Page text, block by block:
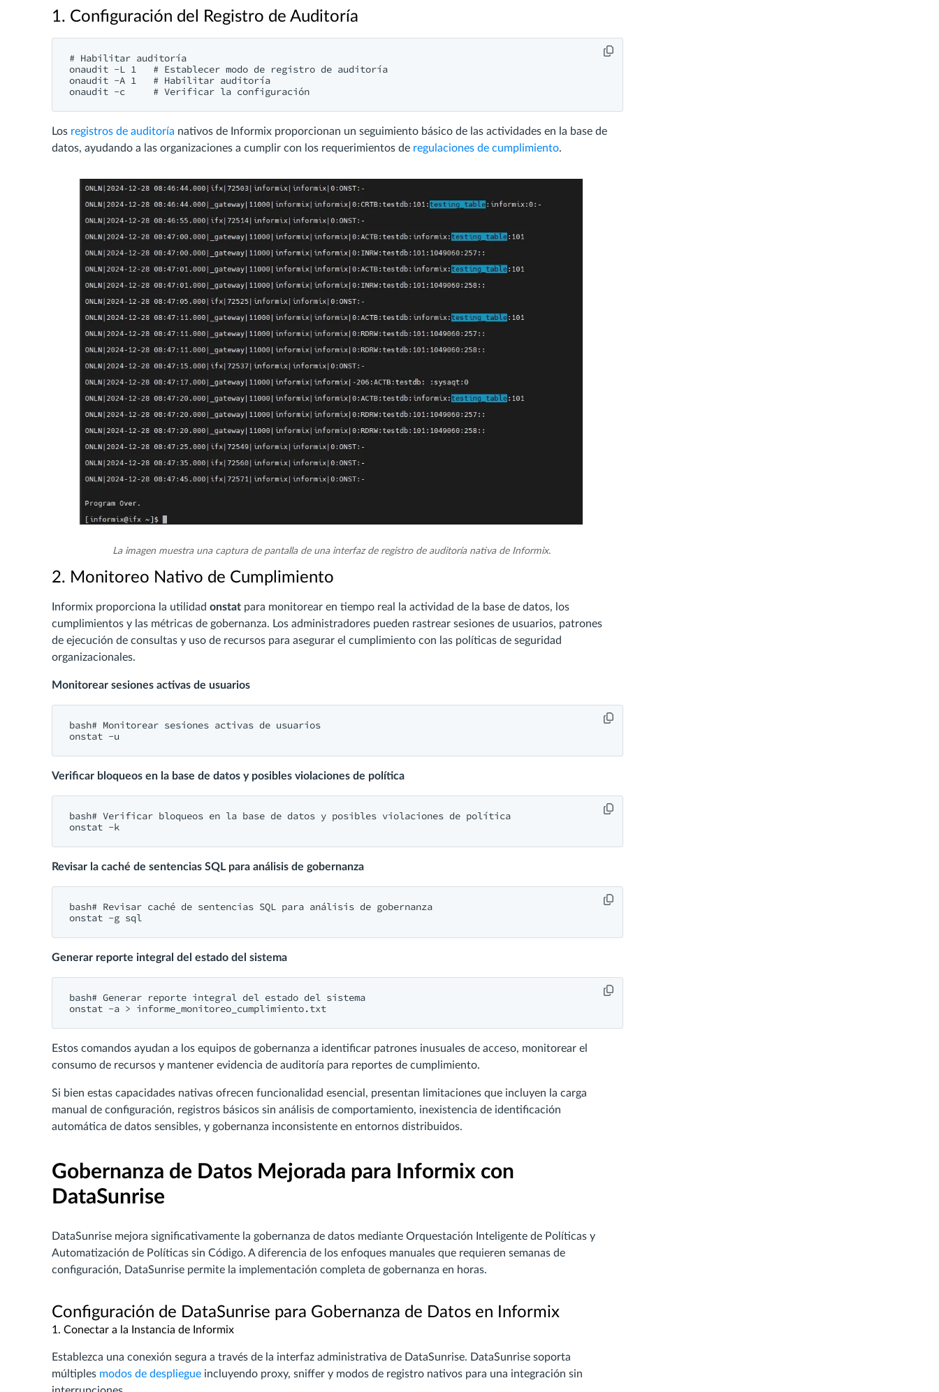
1. Configuración del Registro de Auditoría
# Habilitar auditoría
onaudit -L 1   # Establecer modo de registro de auditoría
onaudit -A 1   # Habilitar auditoría
Los registros de auditoría nativos de Informix proporcionan un seguimiento básico de las actividades en la base de
datos, ayudando a las organizaciones a cumplir con los requerimientos de regulaciones de cumplimiento.
La imagen muestra una captura de pantalla de una interfaz de registro de auditoría nativa de Informix.
2. Monitoreo Nativo de Cumplimiento
Informix proporciona la utilidad onstat para monitorear en tiempo real la actividad de la base de datos, los
cumplimientos y las métricas de gobernanza. Los administradores pueden rastrear sesiones de usuarios, patrones
de ejecución de consultas y uso de recursos para asegurar el cumplimiento con las políticas de seguridad
organizacionales.
Monitorear sesiones activas de usuarios
bash# Monitorear sesiones activas de usuarios
onstat -u
Verificar bloqueos en la base de datos y posibles violaciones de política
bash# Verificar bloqueos en la base de datos y posibles violaciones de política
onstat -k
Revisar la caché de sentencias SQL para análisis de gobernanza
bash# Revisar caché de sentencias SQL para análisis de gobernanza
onstat -g sql
Generar reporte integral del estado del sistema
bash# Generar reporte integral del estado del sistema
onstat -a > informe_monitoreo_cumplimiento.txt
Estos comandos ayudan a los equipos de gobernanza a identificar patrones inusuales de acceso, monitorear el
consumo de recursos y mantener evidencia de auditoría para reportes de cumplimiento.
Si bien estas capacidades nativas ofrecen funcionalidad esencial, presentan limitaciones que incluyen la carga
manual de configuración, registros básicos sin análisis de comportamiento, inexistencia de identificación
automática de datos sensibles, y gobernanza inconsistente en entornos distribuidos.
Gobernanza de Datos Mejorada para Informix con
DataSunrise
DataSunrise mejora significativamente la gobernanza de datos mediante Orquestación Inteligente de Políticas y
Automatización de Políticas sin Código. A diferencia de los enfoques manuales que requieren semanas de
configuración, DataSunrise permite la implementación completa de gobernanza en horas.
Configuración de DataSunrise para Gobernanza de Datos en Informix
1. Conectar a la Instancia de Informix
Establezca una conexión segura a través de la interfaz administrativa de DataSunrise. DataSunrise soporta
múltiples modos de despliegue incluyendo proxy, sniffer y modos de registro nativos para una integración sin